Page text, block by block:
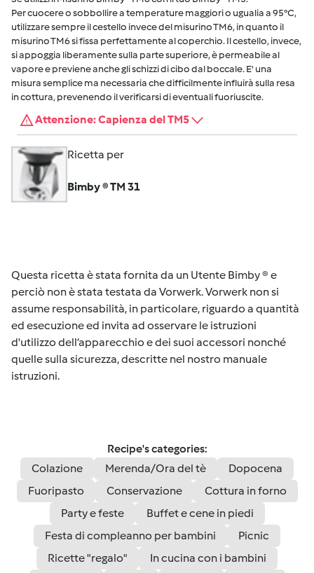
Per cuocere o sobbollire a temperature maggiori o ugualia a 95°C,
utilizzare sempre il cestello invece del misurino TM6, in quanto il
misurino TM6 si fissa perfettamente al coperchio. Il cestello, invece,
si appoggia liberamente sulla parte superiore, è permeabile al
vapore e previene anche gli schizzi di cibo dal boccale. E' una
misura semplice ma necessaria che difficilmente influirà sulla resa
in cottura, prevenendo il verificarsi di eventuali fuoriuscite.
Attenzione: Capienza del TM5
Ricetta per
Bimby ® TM 31
Questa ricetta è stata fornita da un Utente Bimby ® e
perciò non è stata testata da Vorwerk. Vorwerk non si
assume responsabilità, in particolare, riguardo a quantità
ed esecuzione ed invita ad osservare le istruzioni
d'utilizzo dell’apparecchio e dei suoi accessori nonché
quelle sulla sicurezza, descritte nel nostro manuale
istruzioni.
Recipe's categories:
Colazione
Merenda/Ora del tè
Dopocena
Fuoripasto
Conservazione
Cottura in forno
Party e feste
Buffet e cene in piedi
Festa di compleanno per bambini
Picnic
Ricette "regalo"
In cucina con i bambini